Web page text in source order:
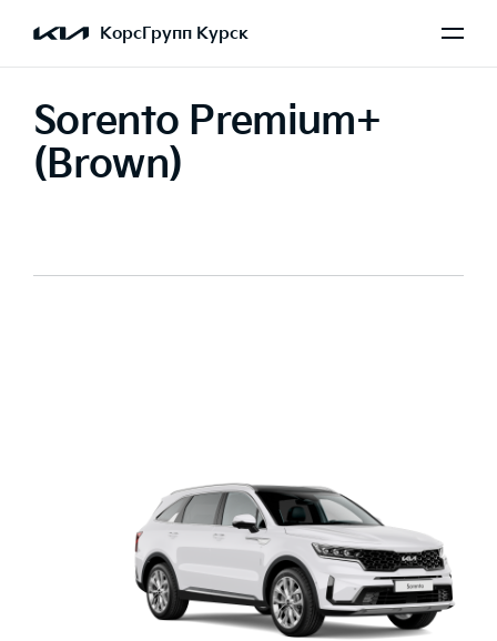
КорсГрупп Курск
Sorento Premium+
(Brown)